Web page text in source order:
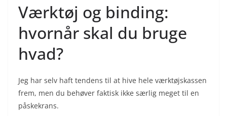
Værktøj og binding:
hvornår skal du bruge
hvad?
Jeg har selv haft tendens til at hive hele værktøjskassen
frem, men du behøver faktisk ikke særlig meget til en
påskekrans.